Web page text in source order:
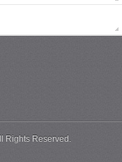
Rights Reserved.